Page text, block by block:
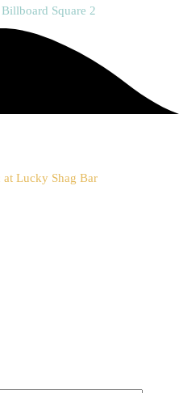
Square 2